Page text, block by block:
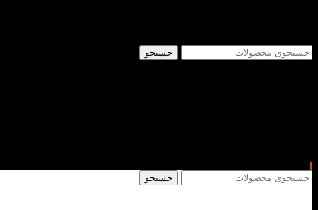
جستجو
جستجو